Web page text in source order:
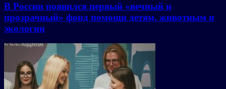
В России появился первый «вечный и
прозрачный» фонд помощи детям, животным и
экологии